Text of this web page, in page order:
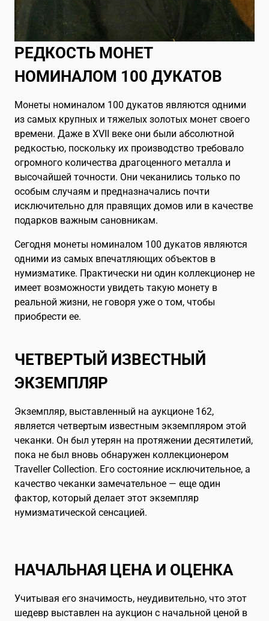
РЕДКОСТЬ МОНЕТ
НОМИНАЛОМ 100 ДУКАТОВ
Монеты номиналом 100 дукатов являются одними
из самых крупных и тяжелых золотых монет своего
времени. Даже в XVII веке они были абсолютной
редкостью, поскольку их производство требовало
огромного количества драгоценного металла и
высочайшей точности. Они чеканились только по
особым случаям и предназначались почти
исключительно для правящих домов или в качестве
подарков важным сановникам.
Сегодня монеты номиналом 100 дукатов являются
одними из самых впечатляющих объектов в
нумизматике. Практически ни один коллекционер не
имеет возможности увидеть такую монету в
реальной жизни, не говоря уже о том, чтобы
приобрести ее.
ЧЕТВЕРТЫЙ ИЗВЕСТНЫЙ
ЭКЗЕМПЛЯР
Экземпляр, выставленный на аукционе 162,
является четвертым известным экземпляром этой
чеканки. Он был утерян на протяжении десятилетий,
пока не был вновь обнаружен коллекционером
Traveller Collection. Его состояние исключительное, а
качество чеканки замечательное — еще один
фактор, который делает этот экземпляр
нумизматической сенсацией.
НАЧАЛЬНАЯ ЦЕНА И ОЦЕНКА
Учитывая его значимость, неудивительно, что этот
шедевр выставлен на аукцион с начальной ценой в